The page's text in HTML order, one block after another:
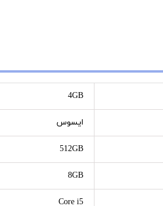
4GB
ایسوس
512GB
8GB
Core i5